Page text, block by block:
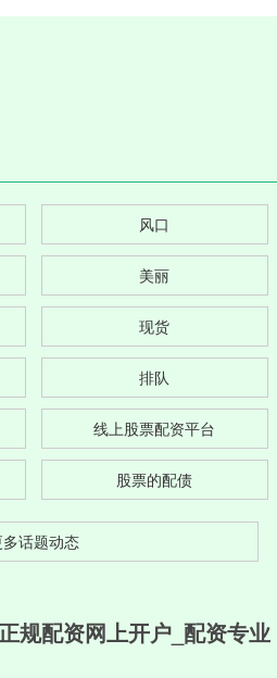
风口
美丽
现货
排队
线上股票配资平台
股票的配债
话题动态
规配资网上开户_配资专业